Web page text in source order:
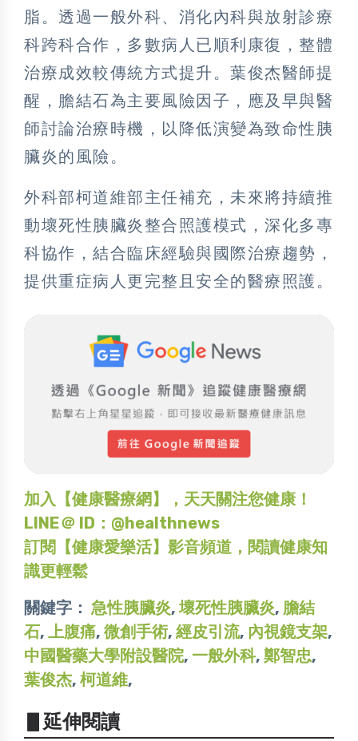
脂。透過一般外科、消化內科與放射診療
科跨科合作，多數病人已順利康復，整體
治療成效較傳統方式提升。葉俊杰醫師提
醒，膽結石為主要風險因子，應及早與醫
師討論治療時機，以降低演變為致命性胰
臟炎的風險。
外科部柯道維部主任補充，未來將持續推
動壞死性胰臟炎整合照護模式，深化多專
科協作，結合臨床經驗與國際治療趨勢，
提供重症病人更完整且安全的醫療照護。
加入【健康醫療網】，天天關注您健康！
LINE＠ ID：@healthnews
訂閱【健康愛樂活】影音頻道，閱讀健康知
識更輕鬆
關鍵字： 急性胰臟炎,壞死性胰臟炎, 膽結
石, 上腹痛, 微創手術, 經皮引流, 內視鏡支架,
中國醫藥大學附設醫院, 一般外科, 鄭智忠,
葉俊杰, 柯道維,
▋延伸閱讀